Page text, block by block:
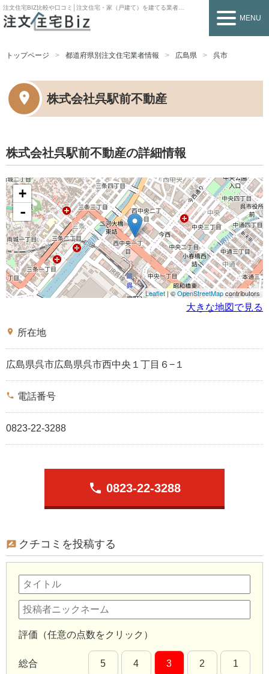
注文住宅BIZ比較や口コミ│注文住宅・家（戸建て）を建てる業者を探すなら
MENU
トップページ 都道府県別注文住宅業者情報 広島県 呉市
株式会社呉駅前不動産
株式会社呉駅前不動産の詳細情報
+
-
Leaflet | ©OpenStreetMapcontributors
大きな地図で見る
place 所在地
広島県呉市広島県呉市西中央１丁目６−１
phone 電話番号
0823-22-3288
phone 0823-22-3288
クチコミを投稿する
評価（任意の点数をクリック）
総合 5 4 3 2 1